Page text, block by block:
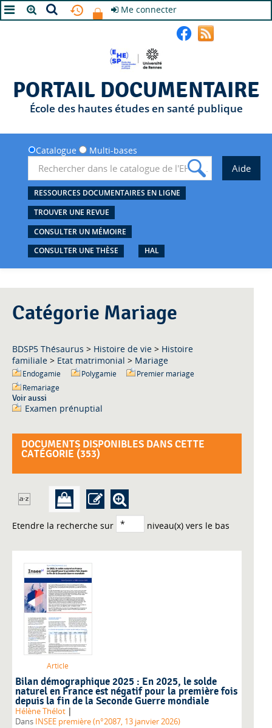
Me connecter
PORTAIL DOCUMENTAIRE
École des hautes études en santé publique
Catalogue Multi-bases
RESSOURCES DOCUMENTAIRES EN LIGNE
TROUVER UNE REVUE
CONSULTER UN MÉMOIRE
CONSULTER UNE THÈSE
HAL
Catégorie Mariage
BDSP5 Thésaurus > Histoire de vie > Histoire
familiale > Etat matrimonial > Mariage
Endogamie Polygamie
Premier mariage
Remariage
Voir aussi
Examen prénuptial
DOCUMENTS DISPONIBLES DANS CETTE
CATÉGORIE (353)
Etendre la recherche sur niveau(x) vers le bas
Article
Bilan démographique 2025 : En 2025, le solde
naturel en France est négatif pour la première fois
depuis la fin de la Seconde Guerre mondiale
Hélène Thélot |
Dans INSEE première (n°2087, 13 janvier 2026)